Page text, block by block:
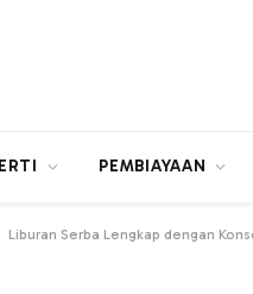
PEMBIAYAAN
Liburan Serba Lengkap dengan